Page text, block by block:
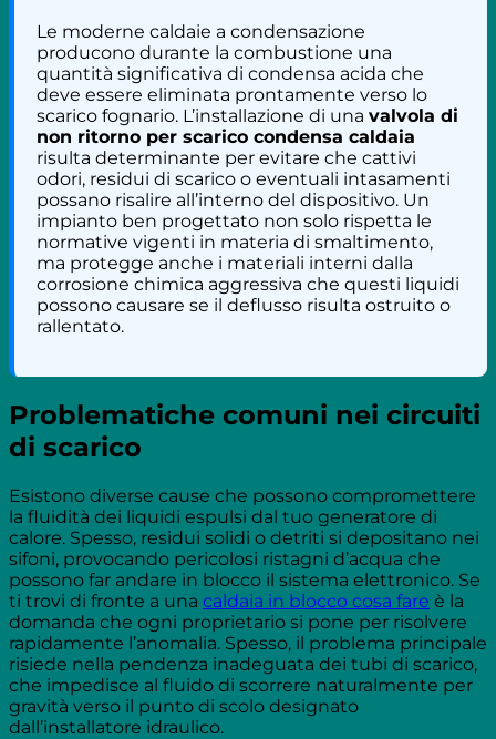
Le moderne caldaie a condensazione
producono durante la combustione una
quantità significativa di condensa acida che
deve essere eliminata prontamente verso lo
scarico fognario. L’installazione di una valvola di
non ritorno per scarico condensa caldaia
risulta determinante per evitare che cattivi
odori, residui di scarico o eventuali intasamenti
possano risalire all’interno del dispositivo. Un
impianto ben progettato non solo rispetta le
normative vigenti in materia di smaltimento,
ma protegge anche i materiali interni dalla
corrosione chimica aggressiva che questi liquidi
possono causare se il deflusso risulta ostruito o
rallentato.
Problematiche comuni nei circuiti
di scarico
Esistono diverse cause che possono compromettere
la fluidità dei liquidi espulsi dal tuo generatore di
calore. Spesso, residui solidi o detriti si depositano nei
sifoni, provocando pericolosi ristagni d’acqua che
possono far andare in blocco il sistema elettronico. Se
ti trovi di fronte a una caldaia in blocco cosa fare è la
domanda che ogni proprietario si pone per risolvere
rapidamente l’anomalia. Spesso, il problema principale
risiede nella pendenza inadeguata dei tubi di scarico,
che impedisce al fluido di scorrere naturalmente per
gravità verso il punto di scolo designato
dall’installatore idraulico.